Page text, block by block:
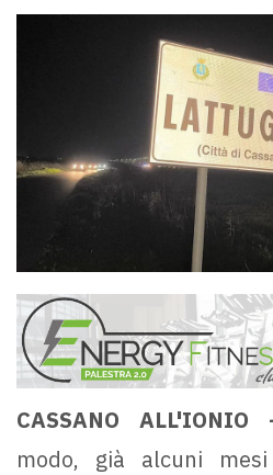
CASSANO ALL'IONIO
modo, già alcuni